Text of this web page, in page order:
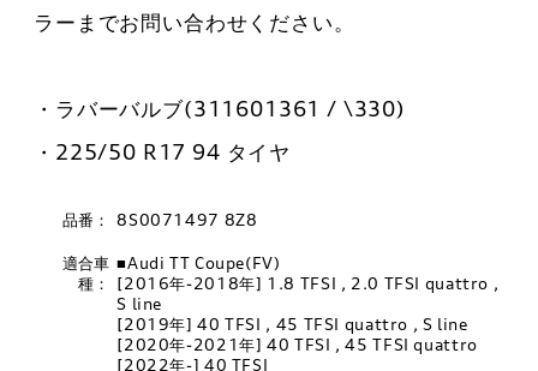
ラーまでお問い合わせください。
・ラバーバルブ(311601361 / \330)
・225/50 R17 94 タイヤ
品番： 8S0071497 8Z8
適合車
種：
■Audi TT Coupe(FV)
[2016年-2018年] 1.8 TFSI , 2.0 TFSI quattro ,
S line
[2019年] 40 TFSI , 45 TFSI quattro , S line
[2020年-2021年] 40 TFSI , 45 TFSI quattro
[2022年-] 40 TFSI